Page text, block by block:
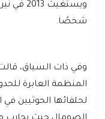
شخصًا.
وفي ذات السياق، قالت
المنظمة العابرة
لحلفائها الحوثيين